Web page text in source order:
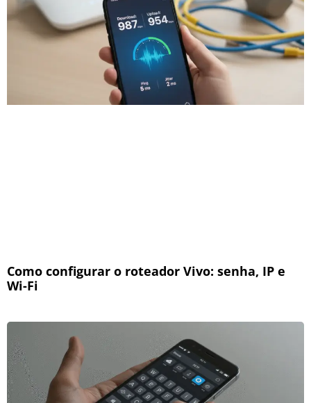
Como configurar o roteador Vivo: senha, IP e
Wi-Fi